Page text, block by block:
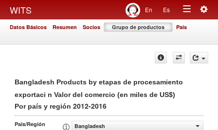
WITS En Es
Toggle
Datos Básicos Resumen Socios Grupo de productos País
Bangladesh Products by etapas de procesamiento
exportaci n Valor del comercio (en miles de US$)
Por país y región 2012-2016
País/Región
Bangladesh